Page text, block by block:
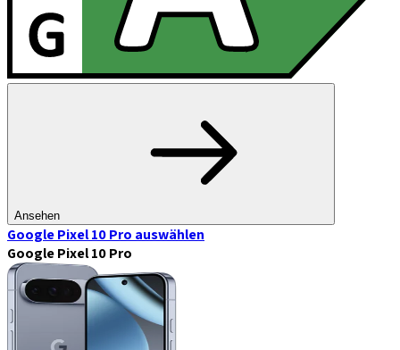
Ansehen
Google Pixel 10 Pro auswählen
Google Pixel 10 Pro